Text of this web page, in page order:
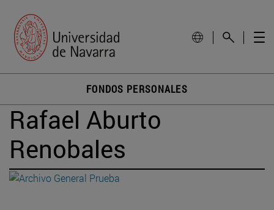
FONDOS PERSONALES
Rafael Aburto
Renobales